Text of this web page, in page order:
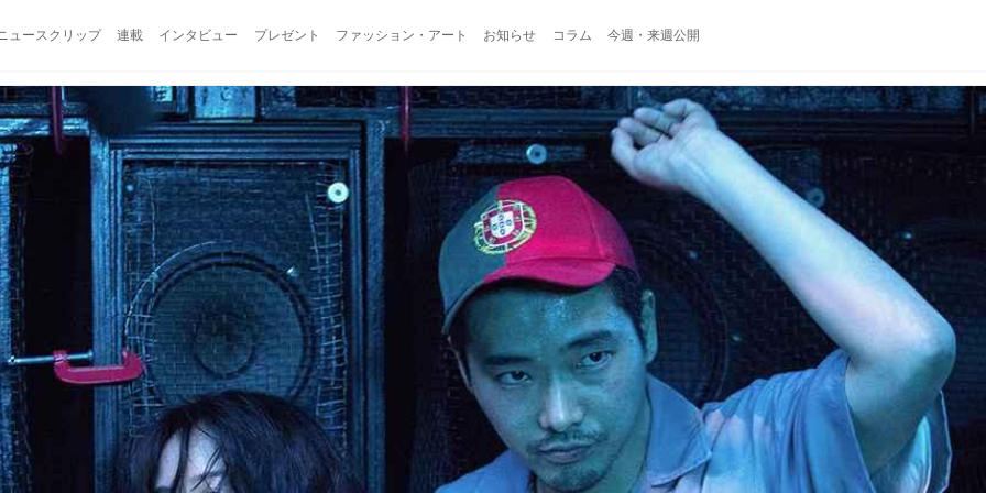
ュースクリップ 連載 インタビュー プレゼント ファッション・アート お知らせ コラム 今週・来週公開